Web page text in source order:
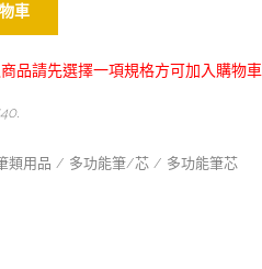
車
品請先選擇一項規格方可加入購物車
.
類用品 多功能筆/芯 多功能筆芯